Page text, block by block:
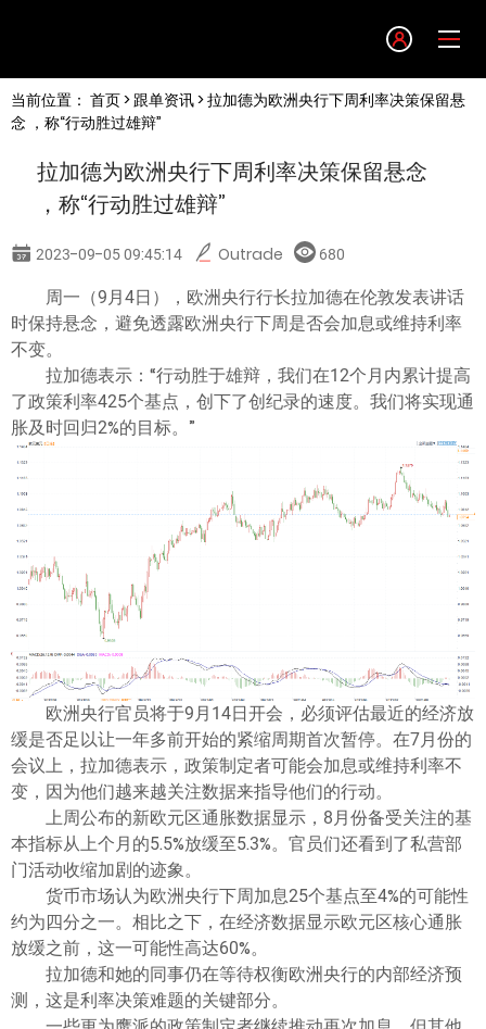
English
简体中文
한글
日本語
Tiếng việt
当前位置： 首页> 跟单资讯> 拉加德为欧洲央行下周利率决策保留悬
念 ，称“行动胜过雄辩”
拉加德为欧洲央行下周利率决策保留悬念
，称“行动胜过雄辩”
2023-09-05 09:45:14 Outrade 680
周一（9月4日），欧洲央行行长拉加德在伦敦发表讲话
时保持悬念，避免透露欧洲央行下周是否会加息或维持利率
不变。
拉加德表示：“行动胜于雄辩，我们在12个月内累计提高
了政策利率425个基点，创下了创纪录的速度。我们将实现通
胀及时回归2%的目标。”
欧洲央行官员将于9月14日开会，必须评估最近的经济放
缓是否足以让一年多前开始的紧缩周期首次暂停。在7月份的
会议上，拉加德表示，政策制定者可能会加息或维持利率不
变，因为他们越来越关注数据来指导他们的行动。
上周公布的新欧元区通胀数据显示，8月份备受关注的基
本指标从上个月的5.5%放缓至5.3%。官员们还看到了私营部
门活动收缩加剧的迹象。
货币市场认为欧洲央行下周加息25个基点至4%的可能性
约为四分之一。相比之下，在经济数据显示欧元区核心通胀
放缓之前，这一可能性高达60%。
拉加德和她的同事仍在等待权衡欧洲央行的内部经济预
测，这是利率决策难题的关键部分。